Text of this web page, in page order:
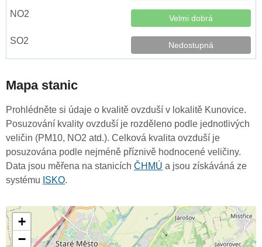
Velmi dobrá
Nedostupná
Mapa stanic
Prohlédněte si údaje o kvalitě ovzduší v lokalitě Kunovice.
Posuzování kvality ovzduší je rozděleno podle jednotlivých
veličin (PM10, NO2 atd.). Celková kvalita ovzduší je
posuzována podle nejméně příznivě hodnocené veličiny.
Data jsou měřena na stanicích ČHMÚ a jsou získáváná ze
systému ISKO.
+
−